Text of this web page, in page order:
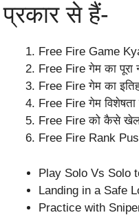
प्रकार से हैं-
Free Fire Game
Free Fire गेम का पूरा
Free Fire गेम का
Free Fire गेम विशेषता
Free Fire को कैसे
Free Fire Rank
Play Solo Vs Solo
Landing in a Safe
Practice with